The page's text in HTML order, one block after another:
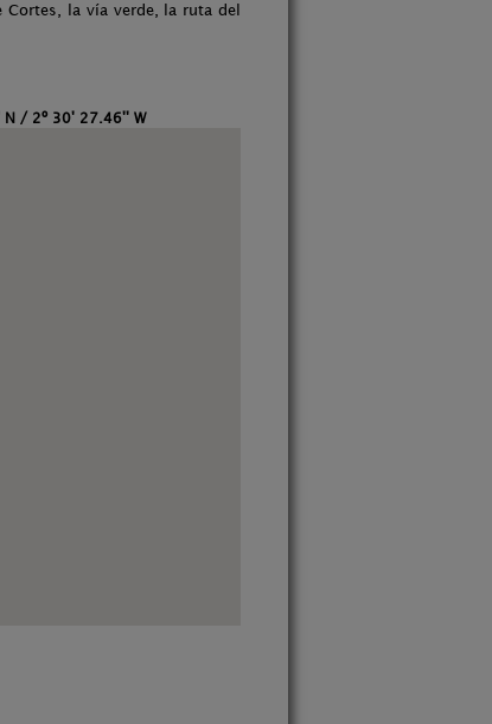
la vía verde, la ruta del
/ 2º 30' 27.46'' W